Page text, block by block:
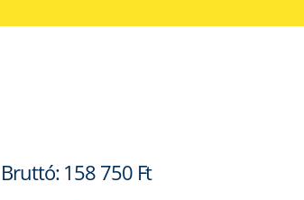
Bruttó:158 750 Ft